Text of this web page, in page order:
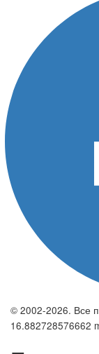
© 2002-2026. Все
16.882728576662